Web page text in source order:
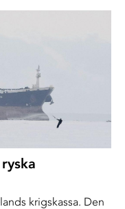
krigskassa. Den